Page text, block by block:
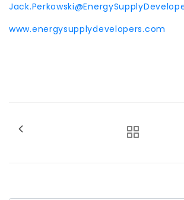
www.energysupplydevelopers.com